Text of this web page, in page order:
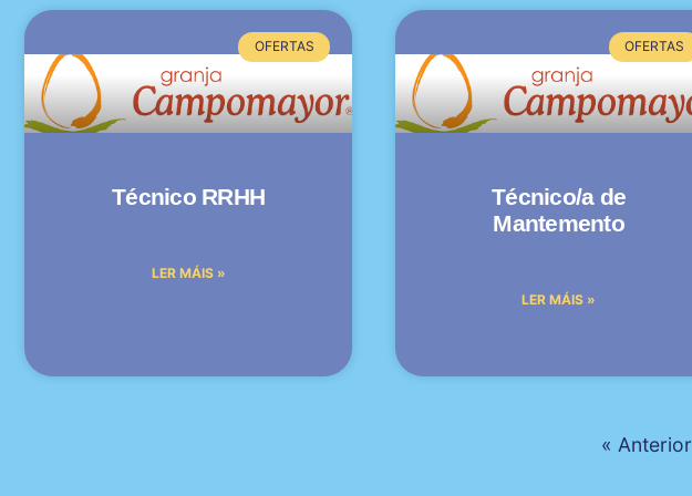
OFERTAS
Técnico RRHH
LER MÁIS »
OFERTAS
Técnico/a de
Mantemento
LER MÁIS »
« Anterior